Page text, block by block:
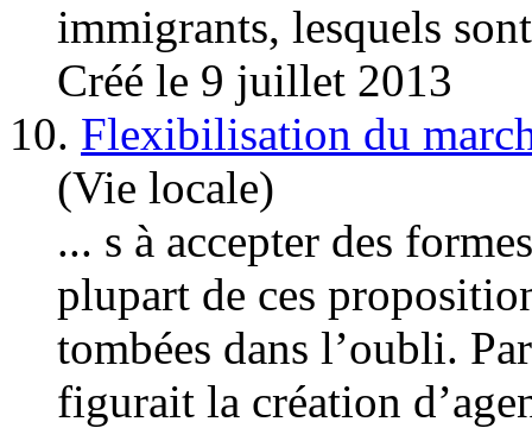
immigrants, lesquels
Créé le 9 juillet 2013
10. Flexibilisation du
(Vie locale)
... s à accepter des
plupart de ces
tombées dans l’oubli.
figurait la création